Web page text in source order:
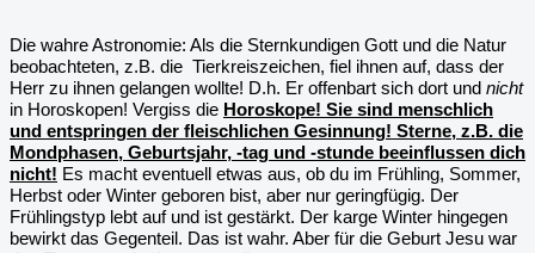
Die wahre Astronomie: Als die Sternkundigen Gott und die Natur
beobachteten, z.B. die Tierkreiszeichen, fiel ihnen auf, dass der
Herr zu ihnen gelangen wollte! D.h. Er offenbart sich dort und nicht
in Horoskopen! Vergiss die Horoskope! Sie sind menschlich
und entspringen der fleischlichen Gesinnung! Sterne, z.B. die
Mondphasen, Geburtsjahr, -tag und -stunde beeinflussen dich
nicht! Es macht eventuell etwas aus, ob du im Frühling, Sommer,
Herbst oder Winter geboren bist, aber nur geringfügig. Der
Frühlingstyp lebt auf und ist gestärkt. Der karge Winter hingegen
bewirkt das Gegenteil. Das ist wahr. Aber für die Geburt Jesu war